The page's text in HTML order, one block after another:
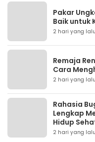
Pakar
Baik untuk
2 hari yang lalu
Remaja
Cara
2 hari yang lalu
Rahasia
Lengkap
Hidup
2 hari yang lalu